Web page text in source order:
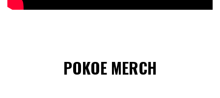
POKOE MERCH